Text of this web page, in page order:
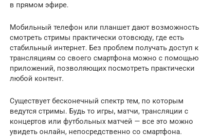
в прямом эфире.
Мобильный телефон или планшет дают возможность
смотреть стримы практически отовсюду, где есть
стабильный интернет. Без проблем получать доступ к
трансляциям со своего смартфона можно с помощью
приложений, позволяющих посмотреть практически
любой контент.
Существует бесконечный спектр тем, по которым
ведутся стримы. Будь то игры, матчи, трансляции с
концертов или футбольных матчей — все это можно
увидеть онлайн, непосредственно со смартфона.